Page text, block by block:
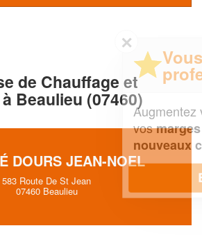
de Chauffage et
Beaulieu (07460)
DOURS JEAN-NOEL
583 Route De St Jean
07460 Beaulieu
professionnel ?
votrechiffre d'affaireset
margestout en gagnant de
En savoir plus